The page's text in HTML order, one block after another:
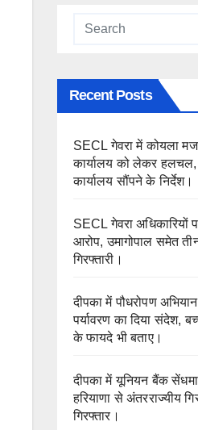
Recent Posts
SECL गेवरा में कोयला
कार्यालय को लेकर
कार्यालय सौंपने के निर्देश।
SECL गेवरा अधिकारियों
आरोप, उमागोपाल समेत
गिरफ्तारी।
दीपका में पौधरोपण
पर्यावरण का दिया संदेश,
के फायदे भी बताए।
दीपका में यूनियन बैंक
हरियाणा से अंतरराज्यीय
गिरफ्तार।